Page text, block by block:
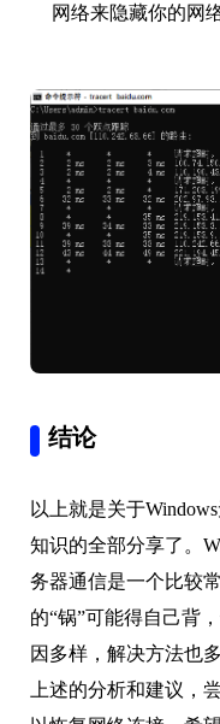
网络来隐藏你的网
结论
以上就是关于
知识的全部分享了。
务器通信是一个比较
的“锅”可能得自己背
因多样，解决方法也
上述的分析和建议，